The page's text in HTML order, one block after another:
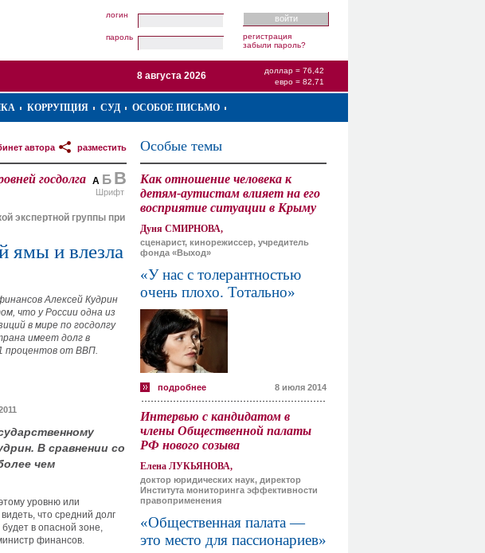
логин
пароль
регистрация
забыли пароль?
доллар = 76,42
евро = 82,71
8 августа 2026
КОРРУПЦИЯ СУД ОСОБОЕ ПИСЬМО
разместить
автора
А Б В
Шрифт
госдолга
экспертной группы при
ямы и влезла
Алексей Кудрин
что у России одна из
в мире по госдолгу
имеет долг в
процентов от ВВП.
В сравнении со
чем
уровню или
что средний долг
в опасной зоне,
финансов.
Особые темы
Как отношение человека к
детям-аутистам влияет на его
восприятие ситуации в Крыму
Дуня СМИРНОВА,
сценарист, кинорежиссер, учредитель
фонда «Выход»
«У нас с толерантностью
очень плохо. Тотально»
подробнее 8 июля 2014
Интервью с кандидатом в
члены Общественной палаты
РФ нового созыва
Елена ЛУКЬЯНОВА,
доктор юридических наук, директор
Института мониторинга эффективности
правоприменения
«Общественная палата —
это место для пассионариев»